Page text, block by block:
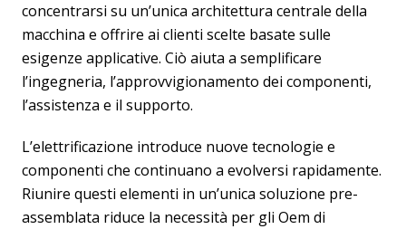
concentrarsi su un’unica architettura centrale della
macchina e offrire ai clienti scelte basate sulle
esigenze applicative. Ciò aiuta a semplificare
l’ingegneria, l’approvvigionamento dei componenti,
l’assistenza e il supporto.
L’elettrificazione introduce nuove tecnologie e
componenti che continuano a evolversi rapidamente.
Riunire questi elementi in un’unica soluzione pre-
assemblata riduce la necessità per gli Oem di